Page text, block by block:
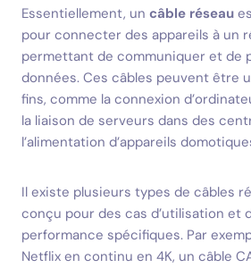
Essentiellement, un câble réseau
pour connecter des appareils à un
permettant de communiquer et de
données. Ces câbles peuvent être
fins, comme la connexion
la liaison de serveurs dans des
l’alimentation d’appareils
Il existe plusieurs types de câbles
conçu pour des cas d’utilisation et
performance spécifiques. Par
Netflix en continu en 4K, un câble